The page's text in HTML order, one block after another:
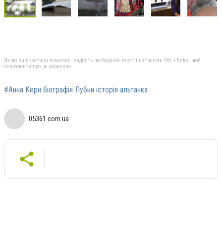
Якщо ви помітили помилку, виділіть необхідний текст і натисніть Ctrl + Enter, щоб
повідомити про це редакцію
#Анна Керн біографія Лубни історія альтанка
05361.com.ua